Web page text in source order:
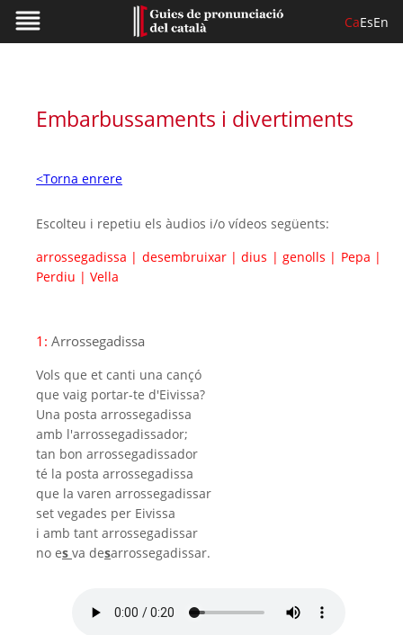
CaEsEn
Embarbussaments i divertiments
<Torna enrere
Escolteu i repetiu els àudios i/o vídeos següents:
arrossegadissa | desembruixar |dius |genolls | Pepa |
Perdiu | Vella
1: Arrossegadissa
Vols que et canti una cançó
que vaig portar-te d'Eivissa?
Una posta arrossegadissa
amb l'arrossegadissador;
tan bon arrossegadissador
té la posta arrossegadissa
que la varen arrossegadissar
set vegades per Eivissa
i amb tant arrossegadissar
no es va desarrossegadissar.